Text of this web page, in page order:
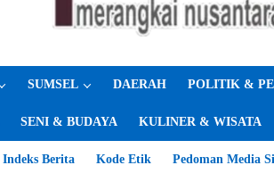
SUMSEL DAERAH POLITIK &
SENI & BUDAYA KULINER & WISATA
Indeks Berita Kode Etik Pedoman Media